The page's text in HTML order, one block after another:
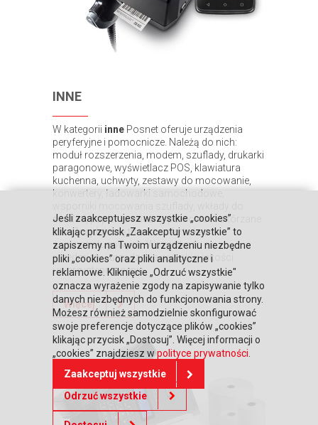
INNE
W kategorii inne Posnet oferuje urządzenia
peryferyjne i pomocnicze. Należą do nich:
moduł rozszerzenia, modem, szuflady, drukarki
paragonowe, wyświetlacz POS, klawiatura
kuchenna, uchwyty, zestawy do mocowanie,
konwertery, ładowarki samochodowe,
szuflad, papier termiczny, pokrowce i skórzane
etui. Znajduje się tu także oferta kas
samoobsługowych. Wszystko to są
przedmioty i urządzenia wysokiej jakości
i w przystępnej cenie.
Więcej
Jeśli zaakceptujesz wszystkie „cookies”
klikając przycisk „Zaakceptuj wszystkie” to
zapiszemy na Twoim urządzeniu niezbędne
pliki „cookies” oraz pliki analityczne i
reklamowe. Kliknięcie „Odrzuć wszystkie"
oznacza wyrażenie zgody na zapisywanie tylko
danych niezbędnych do funkcjonowania strony.
Możesz również samodzielnie skonfigurować
swoje preferencje dotyczące plików „cookies”
klikając przycisk „Dostosuj”. Więcej informacji o
„cookies” znajdziesz w polityce prywatności.
Zaakceptuj wszystkie
Odrzuć wszystkie